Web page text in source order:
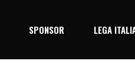
SPONSOR LEGA